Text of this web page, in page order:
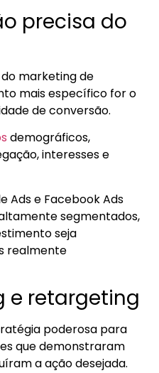
precisa do
marketing de
mais específico for o
de conversão.
demográficos,
interesses e
Ads e Facebook Ads
segmentados,
seja
realmente
e retargeting
poderosa para
que demonstraram
a ação desejada.